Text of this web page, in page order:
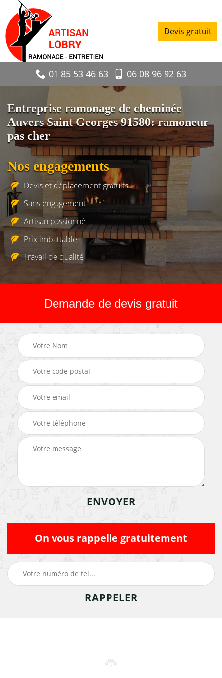
Devis gratuit
01 85 53 46 63 06 08 96 92 63
Entreprise ramonage de cheminée
Auvers Saint Georges 91580: ramoneur
pas cher
Nos engagements
Devis et déplacement gratuits
Sans engagement
Artisan passionné
Prix imbattable
Travail de qualité
Demande de devis gratuit
On vous rappelle gratuitement